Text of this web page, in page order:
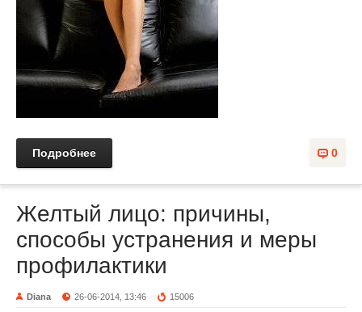
0
Подробнее
Желтый лицо: причины,
способы устранения и меры
профилактики
Diana 26-06-2014, 13:46 15006